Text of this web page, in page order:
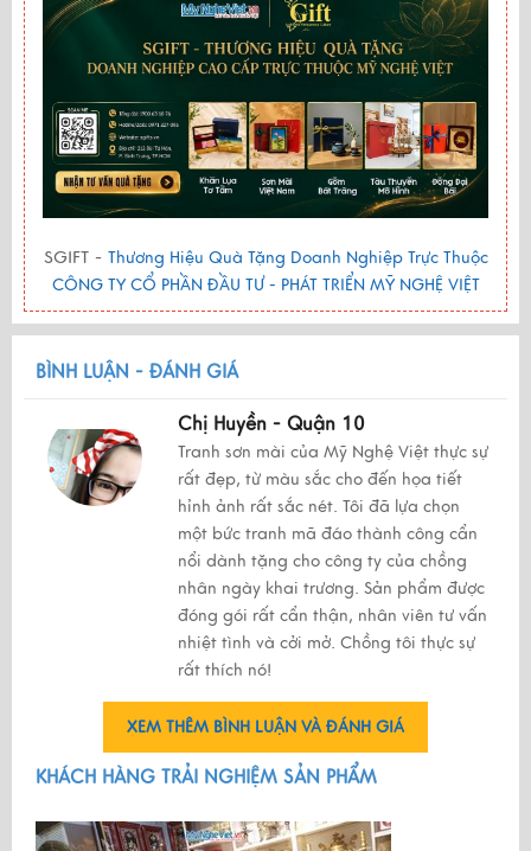
SGIFT - Thương Hiệu Quà Tặng Doanh Nghiệp Trực Thuộc
CÔNG TY CỔ PHẦN ĐẦU TƯ - PHÁT TRIỂN MỸ NGHỆ VIỆT
BÌNH LUẬN - ĐÁNH GIÁ
Chị Huyền - Quận 10
Tranh sơn mài của Mỹ Nghệ Việt thực sự
rất đẹp, từ màu sắc cho đến họa tiết
hỉnh ảnh rất sắc nét. Tôi đã lựa chọn
một bức tranh mã đáo thành công cẩn
nổi dành tặng cho công ty của chồng
nhân ngày khai trương. Sản phẩm được
đóng gói rất cẩn thận, nhân viên tư vấn
nhiệt tình và cởi mở. Chồng tôi thực sự
rất thích nó!
XEM THÊM BÌNH LUẬN VÀ ĐÁNH GIÁ
KHÁCH HÀNG TRẢI NGHIỆM SẢN PHẨM